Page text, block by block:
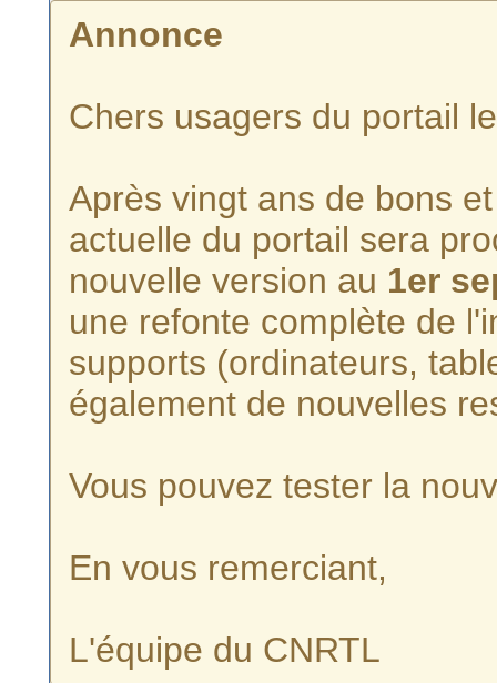
Annonce
Chers usagers du portail
Après vingt ans de bons
actuelle du portail sera
nouvelle version au 1er
une refonte complète de
supports (ordinateurs,
également de nouvelles
Vous pouvez tester la
En vous remerciant,
L'équipe du CNRTL